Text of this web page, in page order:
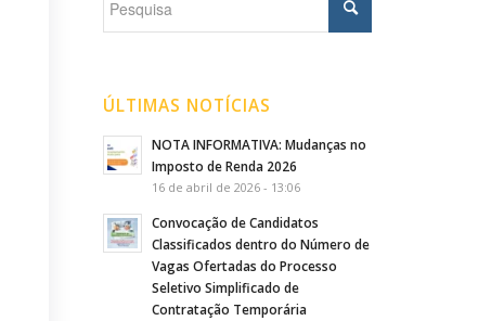
ÚLTIMAS NOTÍCIAS
NOTA INFORMATIVA: Mudanças no
Imposto de Renda 2026
16 de abril de 2026 - 13:06
Convocação de Candidatos
Classificados dentro do Número de
Vagas Ofertadas do Processo
Seletivo Simplificado de
Contratação Temporária